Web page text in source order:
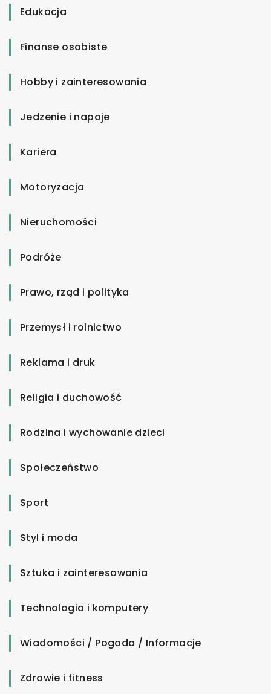
Edukacja
Finanse osobiste
Hobby i zainteresowania
Jedzenie i napoje
Kariera
Motoryzacja
Nieruchomości
Podróże
Prawo, rząd i polityka
Przemysł i rolnictwo
Reklama i druk
Religia i duchowość
Rodzina i wychowanie dzieci
Społeczeństwo
Sport
Styl i moda
Sztuka i zainteresowania
Technologia i komputery
Wiadomości / Pogoda / Informacje
Zdrowie i fitness